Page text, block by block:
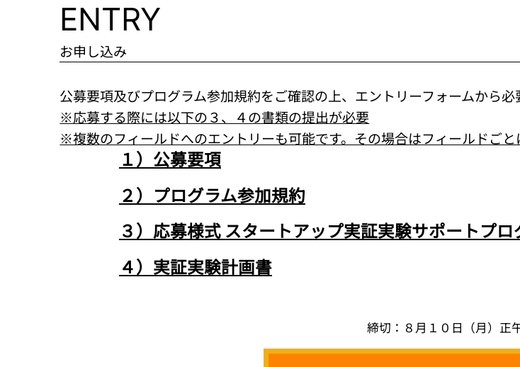
ENTRY
​お申し込み
公募要項及びプログラム参加規約をご確認の上、エントリーフォームから必
※​応募する際には以下の３、４の書類の提出が必要
※複数のフィールドへのエントリーも可能です。その場合はフィールドごと
１）​公募要項
２）プログラム参加規約
３）応募様式 スタートアップ実証実験サポートプロ
４）​実証実験計画書
締切：８月１０日（月）正